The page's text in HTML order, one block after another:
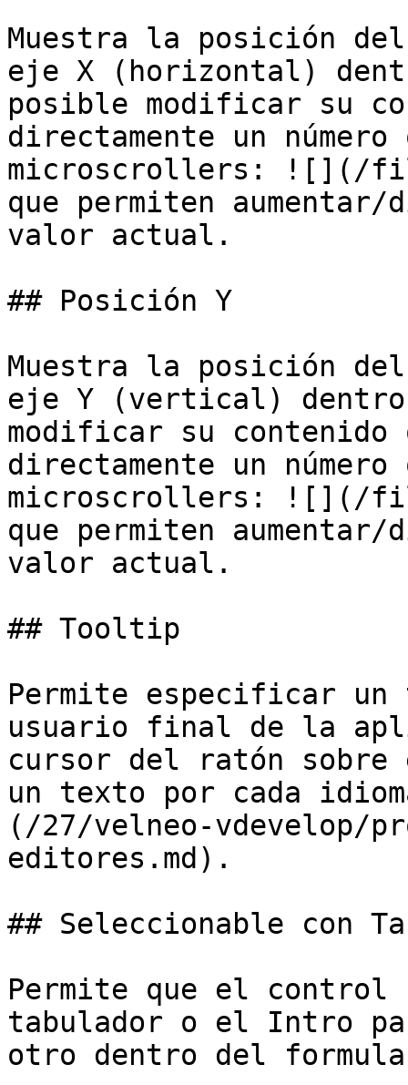
Muestra la posición
eje X (horizontal)
posible modificar su
directamente un
microscrollers: ![](/
que permiten
valor actual.
## Posición Y
Muestra la posición
eje Y (vertical)
modificar su contenido
directamente un
microscrollers: ![](/
que permiten
valor actual.
## Tooltip
Permite especificar
usuario final de la
cursor del ratón
un texto por cada
(/27/velneo-vdevelop/
editores.md).
## Seleccionable con
Permite que el control
tabulador o el Intro
otro dentro del